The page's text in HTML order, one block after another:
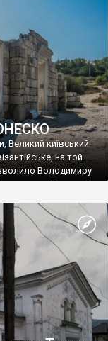
з фондів об’єкту
Таврійського».
але експерти та
Великий київський
на той
Володимиру
Василю ІІ,
На честь
[…]